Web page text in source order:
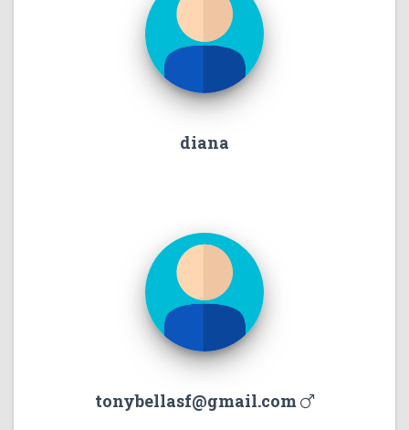
diana
tonybellasf@gmail.com